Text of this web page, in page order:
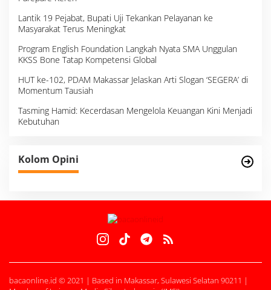
Lantik 19 Pejabat, Bupati Uji Tekankan Pelayanan ke
Masyarakat Terus Meningkat
Program English Foundation Langkah Nyata SMA Unggulan
KKSS Bone Tatap Kompetensi Global
HUT ke-102, PDAM Makassar Jelaskan Arti Slogan ‘SEGERA’ di
Momentum Tausiah
Tasming Hamid: Kecerdasan Mengelola Keuangan Kini Menjadi
Kebutuhan
Kolom Opini
bacaonline.id © 2021 | Based in Makassar, Sulawesi Selatan 90211 |